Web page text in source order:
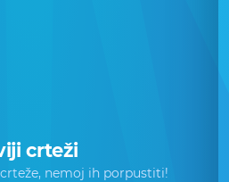
crteži
nemoj ih porpustiti!